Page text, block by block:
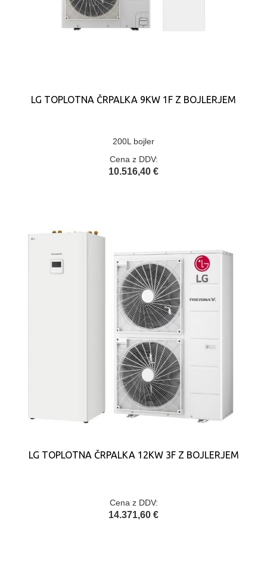
LG TOPLOTNA ČRPALKA 9KW 1F Z BOJLERJEM
200L bojler
Cena z DDV:
10.516,40 €
LG TOPLOTNA ČRPALKA 12KW 3F Z BOJLERJEM
Cena z DDV:
14.371,60 €